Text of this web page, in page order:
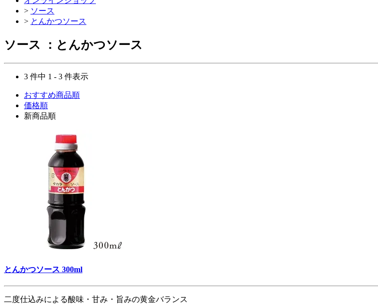
> ソース
> とんかつソース
ソース ：とんかつソース
3 件中 1 - 3 件表示
おすすめ商品順
価格順
新商品順
とんかつソース 300ml
二度仕込みによる酸味・甘み・旨みの黄金バランス